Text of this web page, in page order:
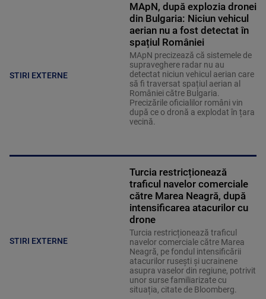
STIRI EXTERNE
MApN, după explozia dronei
din Bulgaria: Niciun vehicul
aerian nu a fost detectat în
spațiul României
MApN precizează că sistemele de
supraveghere radar nu au
detectat niciun vehicul aerian care
să fi traversat spațiul aerian al
României către Bulgaria.
Precizările oficialilor români vin
după ce o dronă a explodat în țara
vecină.
STIRI EXTERNE
Turcia restricționează
traficul navelor comerciale
către Marea Neagră, după
intensificarea atacurilor cu
drone
Turcia restricționează traficul
navelor comerciale către Marea
Neagră, pe fondul intensificării
atacurilor rusești și ucrainene
asupra vaselor din regiune, potrivit
unor surse familiarizate cu
situația, citate de Bloomberg.